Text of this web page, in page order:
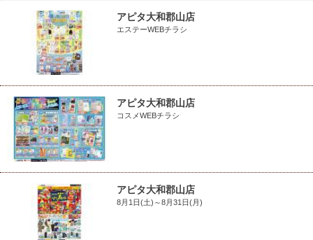
アピタ大和郡山店
エステーWEBチラシ
アピタ大和郡山店
コスメWEBチラシ
アピタ大和郡山店
8月1日(土)～8月31日(月)